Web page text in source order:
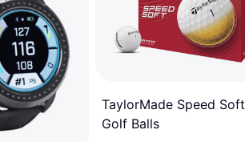
TaylorMade Speed Soft
Golf Balls